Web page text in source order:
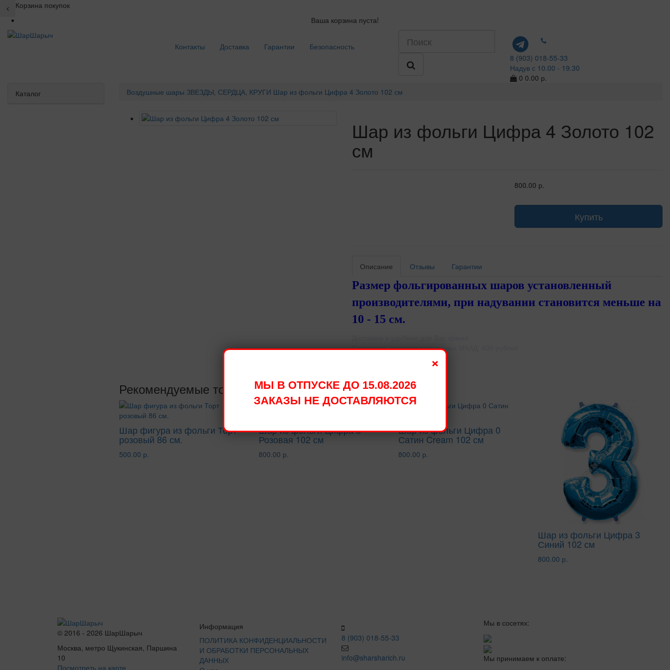
Корзина покупок
Ваша корзина пуста!
Контакты Доставка Гарантии
Безопасность
8 (903) 018-55-33
Надув с 10.00 - 19.30
0 0.00 р.
Каталог
Воздушные шары ЗВЕЗДЫ, СЕРДЦА, КРУГИ Шар из фольги Цифра 4 Золото 102 см
Шар из фольги Цифра 4 Золото 102
см
800.00 р.
Купить
Описание Отзывы Гарантии
Размер фольгированных шаров установленный
производителями, при надувании становится меньше на
10 - 15 см.
Стоимость доставки в пределах МКАД: 400 рублей
Рекомендуемые товары
Шар фигура из фольги Торт
розовый 86 см.
500.00 р.
Шар из фольги Цифра 8
Розовая 102 см
800.00 р.
Шар из фольги Цифра 0
Сатин Cream 102 см
800.00 р.
Шар из фольги Цифра 3
Синий 102 см
800.00 р.
© 2016 - 2026 ШарШарыч
Москва, метро Щукинская, Паршина
10
Посмотреть на карте
Информация
ПОЛИТИКА КОНФИДЕНЦИАЛЬНОСТИ
И ОБРАБОТКИ ПЕРСОНАЛЬНЫХ
ДАННЫХ
8 (903) 018-55-33
info@sharsharich.ru
Мы в сосетях:
Мы принимаем к оплате:
×
МЫ В ОТПУСКЕ ДО 15.08.2026
ЗАКАЗЫ НЕ ДОСТАВЛЯЮТСЯ